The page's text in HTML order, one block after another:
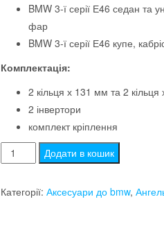
BMW 3-ї серії Е46 седан та
фар
BMW 3-ї серії Е46 купе,
Комплектація:
2 кільця х 131 мм та 2
2 інвертори
комплект кріплення
Ангельські
очі
Додати в кошик
Категорії: Аксесуари до bmw,